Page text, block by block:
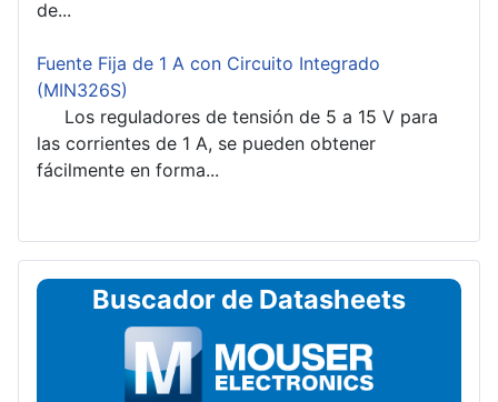
de...
Fuente Fija de 1 A con Circuito Integrado
(MIN326S)
Los reguladores de tensión de 5 a 15 V para
las corrientes de 1 A, se pueden obtener
fácilmente en forma...
Buscador de Datasheets